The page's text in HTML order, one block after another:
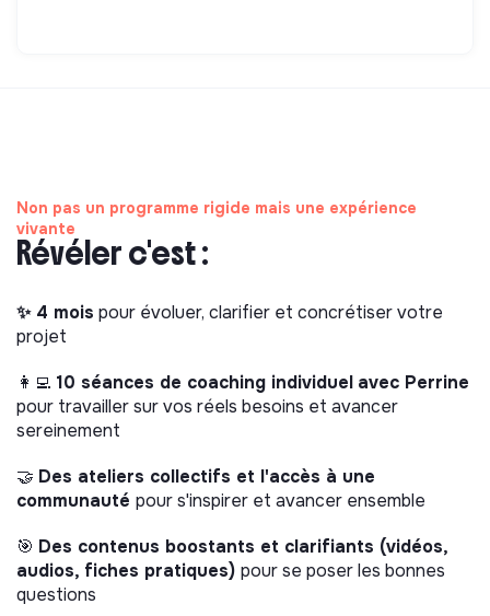
Non pas un programme rigide mais une expérience
vivante
Révéler c'est :
✨ 4 mois pour évoluer, clarifier et concrétiser votre
projet
👩‍💻 10 séances de coaching individuel avec Perrine
pour travailler sur vos réels besoins et avancer
sereinement
🤝 Des ateliers collectifs et l'accès à une
communauté pour s'inspirer et avancer ensemble
🎯 Des contenus boostants et clarifiants (vidéos,
audios, fiches pratiques) pour se poser les bonnes
questions